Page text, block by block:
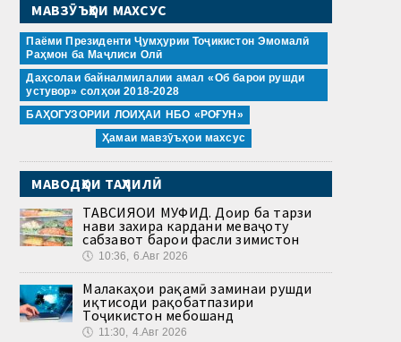
МАВЗӮЪҲОИ МАХСУС
Паёми Президенти Ҷумҳурии Тоҷикистон Эмомалӣ
Раҳмон ба Маҷлиси Олӣ
Даҳсолаи байналмилалии амал «Об барои рушди
устувор» солҳои 2018-2028
БАҲОГУЗОРИИ ЛОИҲАИ НБО «РОҒУН»
Ҳамаи мавзӯъҳои махсус
МАВОДҲОИ ТАҲЛИЛӢ
ТАВСИЯҲОИ МУФИД. Доир ба тарзи
нави захира кардани меваҷоту
сабзавот барои фасли зимистон
🕔 10:36, 6.Авг 2026
Малакаҳои рақамӣ заминаи рушди
иқтисоди рақобатпазири
Тоҷикистон мебошанд
🕔 11:30, 4.Авг 2026